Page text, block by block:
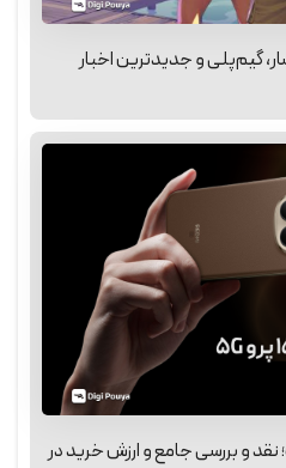
شیائومی ردمی نوت 15 پرو 5G؛ نقد و بررسی جامع و ارزش خرید در